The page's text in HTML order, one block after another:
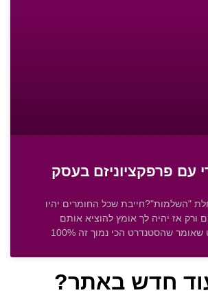
עם פרפקציוניזם בעסק
"השלמות"?חייבת שכל החומרים יהיו
ורק אז יהיה לך אומץ להוציא אותם
שהסטנדרט הכי נמוך זה 100%
חדש באתר?